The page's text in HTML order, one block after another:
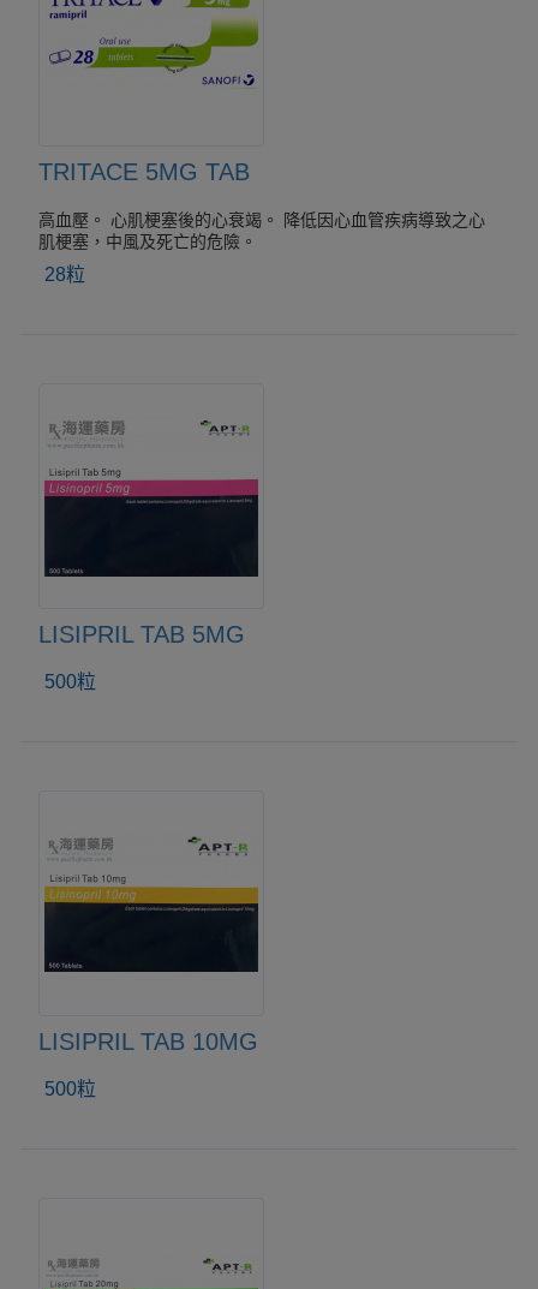
TRITACE 5MG TAB
高血壓。 心肌梗塞後的心衰竭。 降低因心血管疾病導致之心
肌梗塞，中風及死亡的危險。
28粒
LISIPRIL TAB 5MG
500粒
LISIPRIL TAB 10MG
500粒